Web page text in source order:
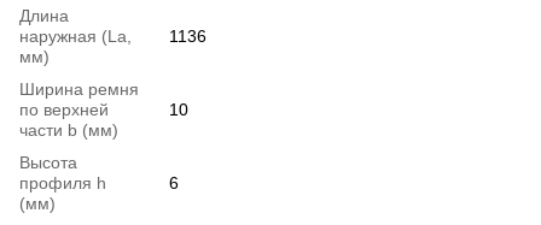
Длина
наружная (La,
мм)
1136
Ширина ремня
по верхней
части b (мм)
10
Высота
профиля h
(мм)
6